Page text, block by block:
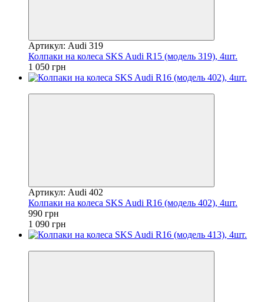
Артикул: Audi 319
Колпаки на колеса SKS Audi R15 (модель 319), 4шт.
1 050 грн
Артикул: Audi 402
Колпаки на колеса SKS Audi R16 (модель 402), 4шт.
990 грн
1 090 грн